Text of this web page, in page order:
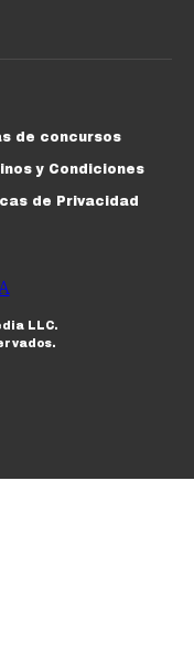
de concursos
y Condiciones
de Privacidad
LLC.